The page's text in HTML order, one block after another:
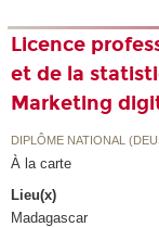
Licence
et de la
Marketing
DIPLÔME NATIONAL
À la carte
Lieu(x)
Madagascar